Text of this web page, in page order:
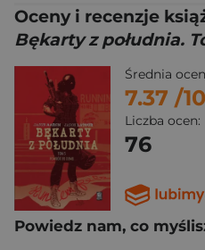
Oceny i recenzje
Bękarty z południa.
Średnia
7.37 /10
Liczba ocen:
76
Powiedz nam, co